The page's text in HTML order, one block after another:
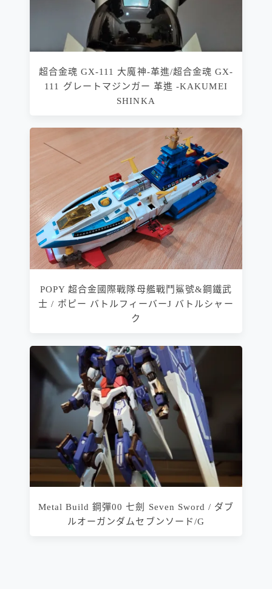
超合金魂 GX-111 大魔神-革進/超合金魂 GX-
111 グレートマジンガー 革進 -KAKUMEI
SHINKA
POPY 超合金國際戰隊母艦戰鬥鯊號&鋼鐵武
士 / ポピー バトルフィーバーJ バトルシャー
ク
Metal Build 鋼彈00 七劍 Seven Sword / ダブ
ルオーガンダムセブンソード/G